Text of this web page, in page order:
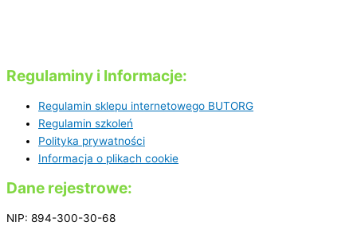
Regulaminy i Informacje:
Regulamin sklepu internetowego BUTORG
Regulamin szkoleń
Polityka prywatności
Informacja o plikach cookie
Dane rejestrowe:
NIP: 894-300-30-68